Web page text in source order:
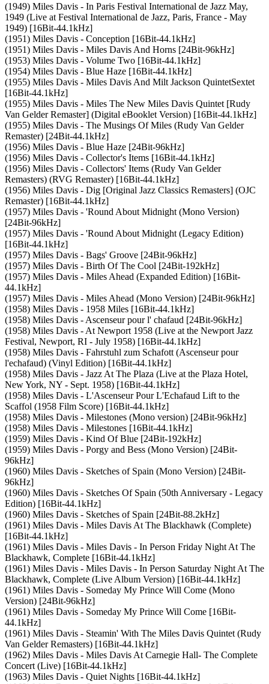
(1949) Miles Davis - In Paris Festival International de Jazz May,
1949 (Live at Festival International de Jazz, Paris, France - May
1949) [16Bit-44.1kHz]
(1951) Miles Davis - Conception [16Bit-44.1kHz]
(1951) Miles Davis - Miles Davis And Horns [24Bit-96kHz]
(1953) Miles Davis - Volume Two [16Bit-44.1kHz]
(1954) Miles Davis - Blue Haze [16Bit-44.1kHz]
(1955) Miles Davis - Miles Davis And Milt Jackson QuintetSextet
[16Bit-44.1kHz]
(1955) Miles Davis - Miles The New Miles Davis Quintet [Rudy
Van Gelder Remaster] (Digital eBooklet Version) [16Bit-44.1kHz]
(1955) Miles Davis - The Musings Of Miles (Rudy Van Gelder
Remaster) [24Bit-44.1kHz]
(1956) Miles Davis - Blue Haze [24Bit-96kHz]
(1956) Miles Davis - Collector's Items [16Bit-44.1kHz]
(1956) Miles Davis - Collectors' Items (Rudy Van Gelder
Remasters) (RVG Remaster) [16Bit-44.1kHz]
(1956) Miles Davis - Dig [Original Jazz Classics Remasters] (OJC
Remaster) [16Bit-44.1kHz]
(1957) Miles Davis - 'Round About Midnight (Mono Version)
[24Bit-96kHz]
(1957) Miles Davis - 'Round About Midnight (Legacy Edition)
[16Bit-44.1kHz]
(1957) Miles Davis - Bags' Groove [24Bit-96kHz]
(1957) Miles Davis - Birth Of The Cool [24Bit-192kHz]
(1957) Miles Davis - Miles Ahead (Expanded Edition) [16Bit-
44.1kHz]
(1957) Miles Davis - Miles Ahead (Mono Version) [24Bit-96kHz]
(1958) Miles Davis - 1958 Miles [16Bit-44.1kHz]
(1958) Miles Davis - Ascenseur pour l' chafaud [24Bit-96kHz]
(1958) Miles Davis - At Newport 1958 (Live at the Newport Jazz
Festival, Newport, RI - July 1958) [16Bit-44.1kHz]
(1958) Miles Davis - Fahrstuhl zum Schafott (Ascenseur pour
l'echafaud) (Vinyl Edition) [16Bit-44.1kHz]
(1958) Miles Davis - Jazz At The Plaza (Live at the Plaza Hotel,
New York, NY - Sept. 1958) [16Bit-44.1kHz]
(1958) Miles Davis - L'Ascenseur Pour L'Echafaud Lift to the
Scaffol (1958 Film Score) [16Bit-44.1kHz]
(1958) Miles Davis - Milestones (Mono version) [24Bit-96kHz]
(1958) Miles Davis - Milestones [16Bit-44.1kHz]
(1959) Miles Davis - Kind Of Blue [24Bit-192kHz]
(1959) Miles Davis - Porgy and Bess (Mono Version) [24Bit-
96kHz]
(1960) Miles Davis - Sketches of Spain (Mono Version) [24Bit-
96kHz]
(1960) Miles Davis - Sketches Of Spain (50th Anniversary - Legacy
Edition) [16Bit-44.1kHz]
(1960) Miles Davis - Sketches of Spain [24Bit-88.2kHz]
(1961) Miles Davis - Miles Davis At The Blackhawk (Complete)
[16Bit-44.1kHz]
(1961) Miles Davis - Miles Davis - In Person Friday Night At The
Blackhawk, Complete [16Bit-44.1kHz]
(1961) Miles Davis - Miles Davis - In Person Saturday Night At The
Blackhawk, Complete (Live Album Version) [16Bit-44.1kHz]
(1961) Miles Davis - Someday My Prince Will Come (Mono
Version) [24Bit-96kHz]
(1961) Miles Davis - Someday My Prince Will Come [16Bit-
44.1kHz]
(1961) Miles Davis - Steamin' With The Miles Davis Quintet (Rudy
Van Gelder Remasters) [16Bit-44.1kHz]
(1962) Miles Davis - Miles Davis At Carnegie Hall- The Complete
Concert (Live) [16Bit-44.1kHz]
(1963) Miles Davis - Quiet Nights [16Bit-44.1kHz]